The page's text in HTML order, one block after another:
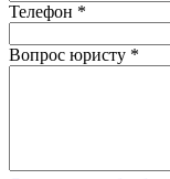
Телефон *
Вопрос юристу *